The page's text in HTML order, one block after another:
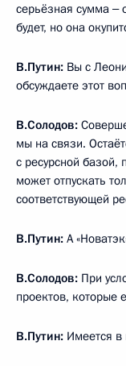
серьёзная сумма ‒
будет, но она
В.Путин: Вы с
обсуждаете этот
В.Солодов:
мы на связи.
с ресурсной базой,
может отпускать
соответствующей
В.Путин: А
В.Солодов: При
проектов, которые
В.Путин: Имеется в